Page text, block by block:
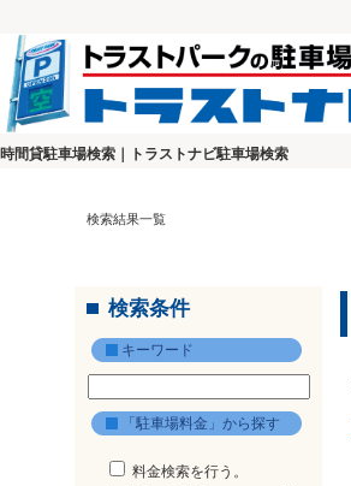
時間貸駐車場検索｜トラストナビ駐車場検索
検索結果一覧
検索条件
キーワード
「駐車場料金」から探す
料金検索を行う。